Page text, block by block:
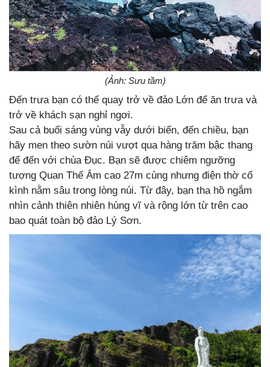
(Ảnh: Sưu tầm)
Đến trưa bạn có thể quay trở về đảo Lớn để ăn trưa và
trở về khách sạn nghỉ ngơi.
Sau cả buổi sáng vùng vẫy dưới biển, đến chiều, bạn
hãy men theo sườn núi vượt qua hàng trăm bậc thang
để đến với chùa Đục. Bạn sẽ được chiêm ngưỡng
tượng Quan Thế Âm cao 27m cùng nhưng điện thờ cổ
kình nằm sâu trong lòng núi. Từ đây, bạn tha hồ ngắm
nhìn cảnh thiên nhiên hùng vĩ và rộng lớn từ trên cao
bao quát toàn bộ đảo Lý Sơn.